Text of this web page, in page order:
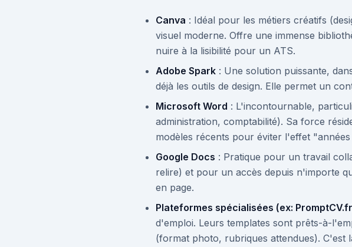
Canva : Idéal pour les métiers créatifs
visuel moderne. Offre une immense
nuire à la lisibilité pour un ATS.
Adobe Spark : Une solution puissante,
déjà les outils de design. Elle permet un
Microsoft Word : L'incontournable,
administration, comptabilité). Sa force
modèles récents pour éviter l'effet
Google Docs : Pratique pour un travail
relire) et pour un accès depuis n'importe
en page.
Plateformes spécialisées (ex:
d'emploi. Leurs templates sont prêts-à-
(format photo, rubriques attendues).